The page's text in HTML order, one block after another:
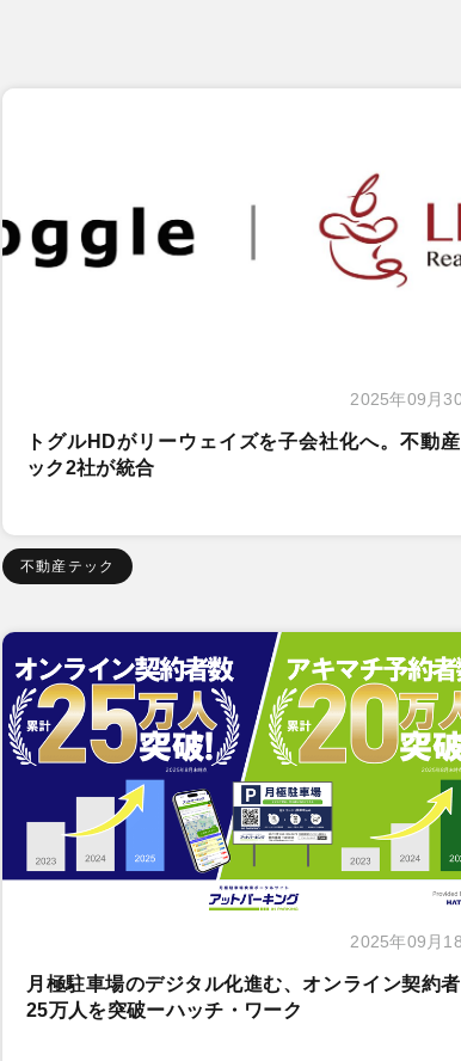
2025年09月
トグルHDがリーウェイズを子会社化へ。不動
ック2社が統合
不動産テック
2025年09月
月極駐車場のデジタル化進む、オンライン契約
25万人を突破ーハッチ・ワーク